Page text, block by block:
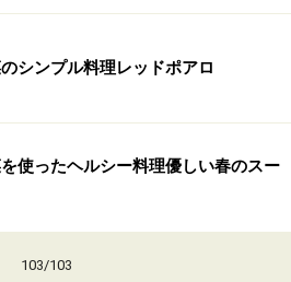
シンプル料理レッドポアロ
使ったヘルシー料理優しい春のスー
103/103